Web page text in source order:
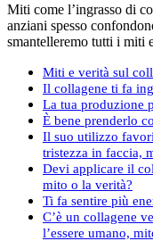
Miti come l’ingrasso di
anziani spesso
smantelleremo tutti i miti
Miti e verità sul
Il collagene ti fa
La tua produzione
È bene prenderlo
Il suo utilizzo
tristezza in faccia,
Devi applicare il
mito o la verità?
Ti fa sentire più
C’è un collagene
l’essere umano,